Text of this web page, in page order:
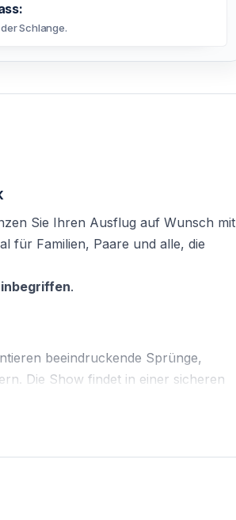
Schlange.
Sie Ihren Ausflug auf Wunsch mit
für Familien, Paare und alle, die
.
beeindruckende Sprünge,
Die Show findet in einer sicheren
ins Wasser zu gehen und dieses